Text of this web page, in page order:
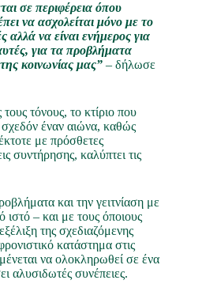
σε περιφέρεια όπου
να ασχολείται μόνο με το
αλλά να είναι ενήμερος για
για τα προβλήματα
κοινωνίας μας” – δήλωσε
τόνους, το κτίριο που
σχεδόν έναν αιώνα, καθώς
με πρόσθετες
συντήρησης, καλύπτει τις
και την γειτνίαση με
ιστό – και με τους όποιους
της σχεδιαζόμενης
κατάστημα στις
να ολοκληρωθεί σε ένα
αλυσιδωτές συνέπειες.